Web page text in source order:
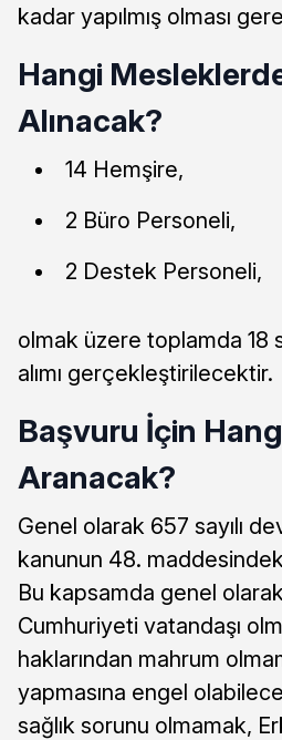
kadar yapılmış olması
Hangi
Alınacak?
14 Hemşire,
2 Büro Personeli,
2 Destek Personeli,
olmak üzere toplamda 18
alımı gerçekleştirilecektir.
Başvuru İçin
Aranacak?
Genel olarak 657 sayılı
kanunun 48.
Bu kapsamda genel
Cumhuriyeti vatandaşı
haklarından mahrum
yapmasına engel
sağlık sorunu olmamak,